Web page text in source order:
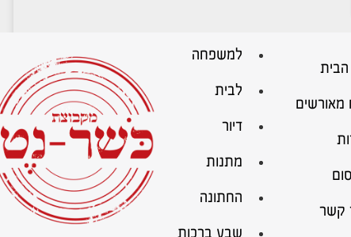
מאורשים
קשר
למשפחה
לבית
דיור
מתנות
החתונה
שבע ברכות